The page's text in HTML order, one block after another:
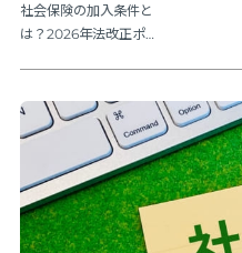
社会保険の加入条件と
は？2026年法改正ポイ